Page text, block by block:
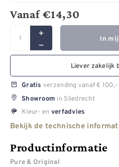
Vanaf€14,30
In
Liever zakelijk
Gratis verzending vanaf € 100,-
Showroom in Sliedrecht
Kleur- en verfadvies
Bekijk de technische
Productinformatie
Pure & Original